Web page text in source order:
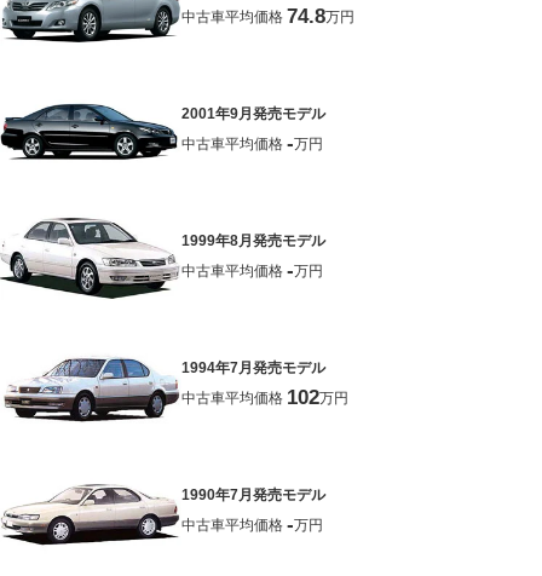
中古車平均価格 74.8万円
2001年9月発売モデル
中古車平均価格 -万円
1999年8月発売モデル
中古車平均価格 -万円
1994年7月発売モデル
中古車平均価格 102万円
1990年7月発売モデル
中古車平均価格 -万円